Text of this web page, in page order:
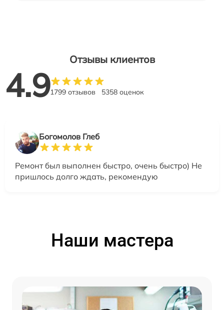
Отзывы клиентов
4.91799 отзывов 5358 оценок
Богомолов Глеб
Ремонт был выполнен быстро, очень быстро) Не
пришлось долго ждать, рекомендую
Наши мастера